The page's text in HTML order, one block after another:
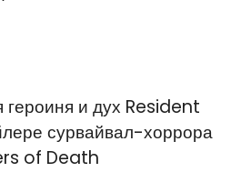
и дух Resident
сурвайвал-хоррора
of Death